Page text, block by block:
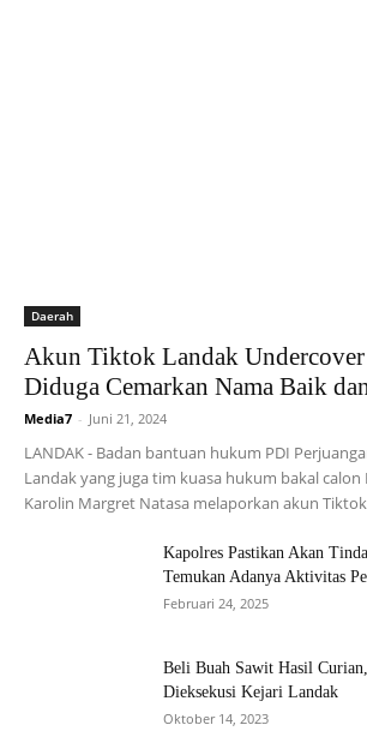
Daerah
Akun Tiktok Landak
Diduga Cemarkan Nama Baik
Media7 - Juni 21, 2024
LANDAK - Badan bantuan hukum PDI
Landak yang juga tim kuasa hukum bakal
Karolin Margret Natasa melaporkan akun
Kapolres Pastikan Akan
Temukan Adanya Aktivitas
Februari 24, 2025
Beli Buah Sawit Hasil
Dieksekusi Kejari Landak
Oktober 14, 2023